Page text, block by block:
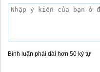
Bình luận phải dài hơn 50 ký tự